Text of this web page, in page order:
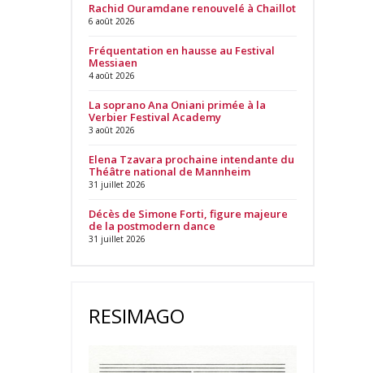
Rachid Ouramdane renouvelé à Chaillot
6 août 2026
Fréquentation en hausse au Festival
Messiaen
4 août 2026
La soprano Ana Oniani primée à la
Verbier Festival Academy
3 août 2026
Elena Tzavara prochaine intendante du
Théâtre national de Mannheim
31 juillet 2026
Décès de Simone Forti, figure majeure
de la postmodern dance
31 juillet 2026
RESIMAGO